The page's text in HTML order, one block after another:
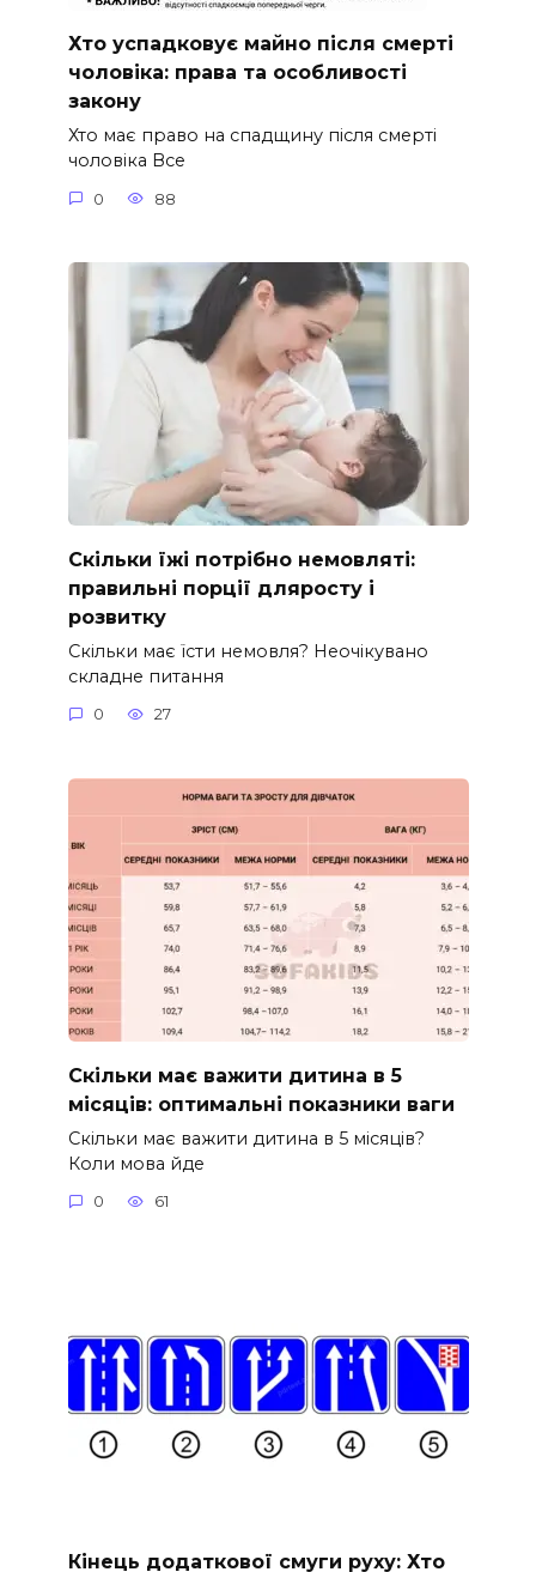
Хто успадковує майно після смерті
чоловіка: права та особливості
закону
Хто має право на спадщину після смерті
чоловіка Все
0 88
Скільки їжі потрібно немовляті:
правильні порції дляросту і
розвитку
Скільки має їсти немовля? Неочікувано
складне питання
0 27
Скільки має важити дитина в 5
місяців: оптимальні показники ваги
Скільки має важити дитина в 5 місяців?
Коли мова йде
0 61
Кінець додаткової смуги руху: Хто